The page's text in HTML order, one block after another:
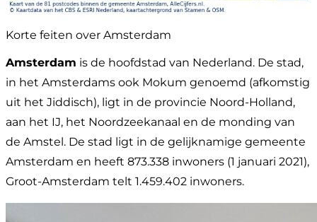
Korte feiten over Amsterdam
Amsterdam is de hoofdstad van Nederland. De stad,
in het Amsterdams ook Mokum genoemd (afkomstig
uit het Jiddisch), ligt in de provincie Noord-Holland,
aan het IJ, het Noordzeekanaal en de monding van
de Amstel. De stad ligt in de gelijknamige gemeente
Amsterdam en heeft 873.338 inwoners (1 januari 2021),
Groot-Amsterdam telt 1.459.402 inwoners.